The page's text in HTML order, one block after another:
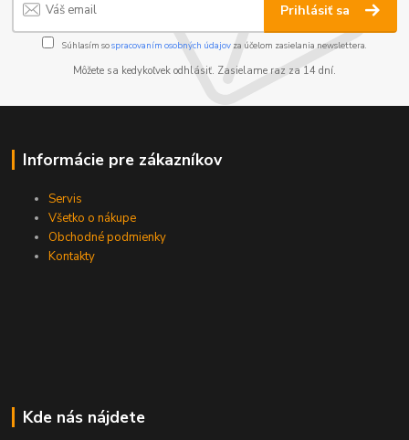
Prihlásiť sa
Súhlasím sospracovaním osobných údajov za účelom zasielania newslettera.
Môžete sa kedykoľvek odhlásiť. Zasielame raz za 14 dní.
Informácie pre zákazníkov
Servis
Všetko o nákupe
Obchodné podmienky
Kontakty
Kde nás nájdete